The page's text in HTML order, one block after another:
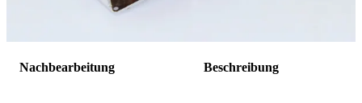
Nachbearbeitung Beschreibung